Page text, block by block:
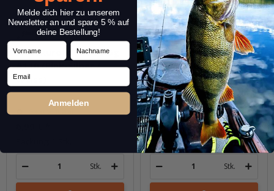
Masukuroto Tulle 3.5g
#110 (Pink-Silber /
Weiss)
Stk.
Masukuroto Tulle 3.5g
#111 (Blau-Silber /
Blau-Metallic)
Sofort verfügbar
6,99 €*
Packung: 1 Stk.
Stk.
Melde dich hier zu unserem
Newsletter an und spare 5 % auf
deine Bestellung!
Vorname Nachname
Email
Anmelden